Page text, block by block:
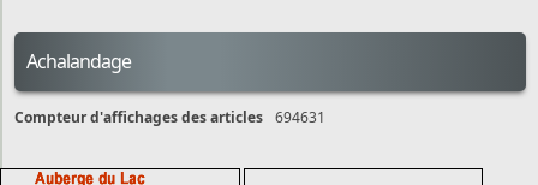
Achalandage
Compteur d'affichages des articles 694631